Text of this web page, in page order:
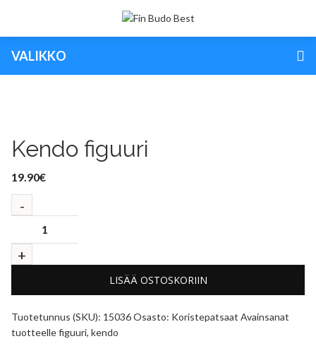
VALIKKO
Kendo figuuri
19.90€
LISÄÄ OSTOSKORIIN
Tuotetunnus (SKU): 15036Osasto: Koristepatsaat Avainsanat
tuotteellefiguuri, kendo